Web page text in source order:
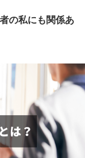
の私にも関係あ